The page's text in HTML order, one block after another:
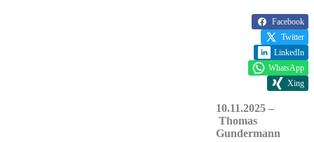
Facebook
Twitter
LinkedIn
WhatsApp
Xing
10.11.2025 –
Thomas
Gundermann